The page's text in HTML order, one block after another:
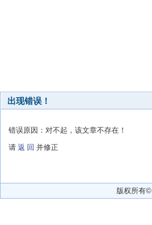
出现错误！
错误原因：对不起，该文章不存在！
请 返 回 并修正
版权所有©